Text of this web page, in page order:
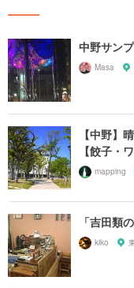
中野サン
Masa
【中野】
【餃子・
mapping
「吉田類
kiko